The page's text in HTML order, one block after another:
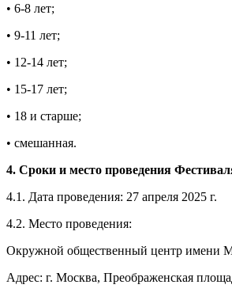
• 6-8 лет;
• 9-11 лет;
• 12-14 лет;
• 15-17 лет;
• 18 и старше;
• смешанная.
4. Сроки и место проведения
4.1. Дата проведения: 27 апреля 2025 г.
4.2. Место проведения:
Окружной общественный центр имени
Адрес: г. Москва, Преображенская